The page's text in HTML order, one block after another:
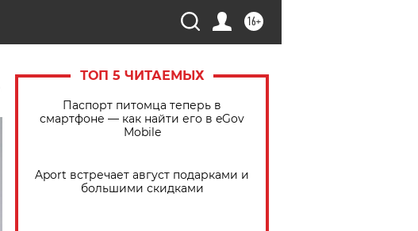
16+
ТОП 5 ЧИТАЕМЫХ
Паспорт питомца теперь в
смартфоне — как найти его в eGov
Mobile
Aport встречает август подарками и
большими скидками